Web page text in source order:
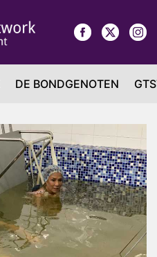
DE BONDGENOTEN